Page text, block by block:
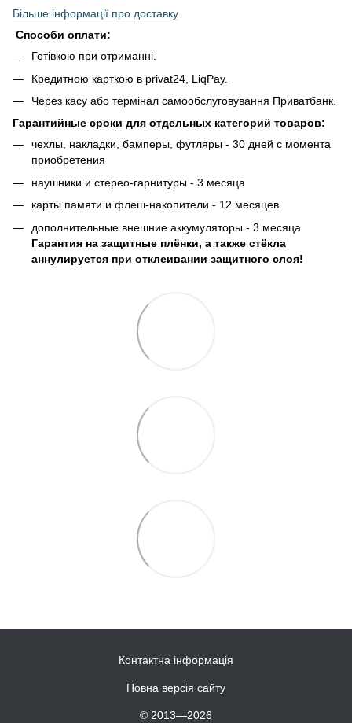
Більше інформації про доставку
Способи оплати:
Готівкою при отриманні.
Кредитною карткою в privat24, LiqPay.
Через касу або термінал самообслуговування Приватбанк.
Гарантийные сроки для отдельных категорий товаров:
чехлы, накладки, бамперы, футляры - 30 дней с момента
приобретения
наушники и стерео-гарнитуры - 3 месяца
карты памяти и флеш-накопители - 12 месяцев
дополнительные внешние аккумуляторы - 3 месяца
Гарантия на защитные плёнки, а также стёкла
аннулируется при отклеивании защитного слоя!
Контактна інформація
Повна версія сайту
© 2013—2026